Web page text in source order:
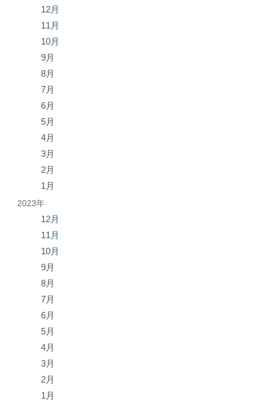
12月
11月
10月
9月
8月
7月
6月
5月
4月
3月
2月
1月
2023年
12月
11月
10月
9月
8月
7月
6月
5月
4月
3月
2月
1月